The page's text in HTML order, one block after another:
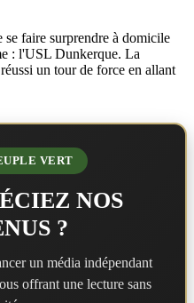
se faire surprendre à domicile
: l'USL Dunkerque. La
un tour de force en allant
VERT
NOS
?
un média indépendant
offrant une lecture sans